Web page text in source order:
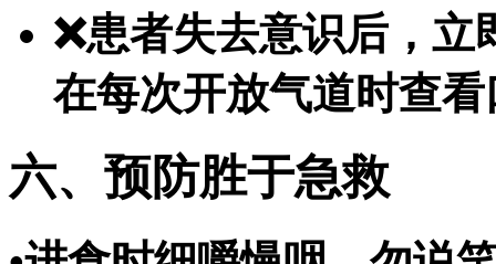
❌患者失去意识后，
在每次开放气道时查
六、预防胜于急救